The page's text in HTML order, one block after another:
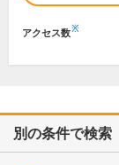
アクセス数※
別の条件で検索